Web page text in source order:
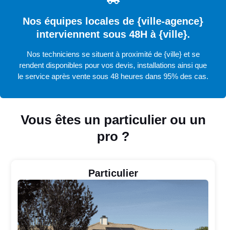
Vous êtes un particulier ou un
pro ?
Particulier
Nos équipes locales de {ville-agence}
interviennent sous 48H à {ville}.
Nos techniciens se situent à proximité de {ville} et se
rendent disponibles pour vos devis, installations ainsi que
le service après vente sous 48 heures dans 95% des cas.